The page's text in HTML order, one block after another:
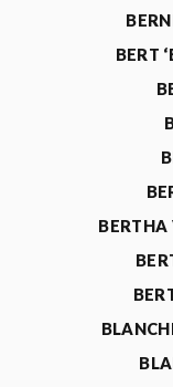
BERT
BERTHA